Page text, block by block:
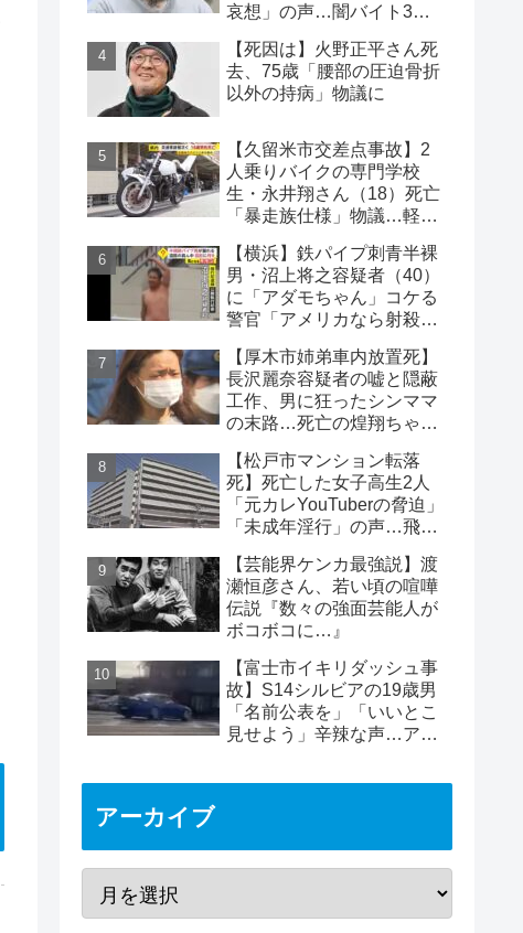
哀想」の声…闇バイト3人
【死因は】火野正平さん死
去、75歳「腰部の圧迫骨折
以外の持病」物議に
【久留米市交差点事故】2
人乗りバイクの専門学校
生・永井翔さん（18）死亡
「暴走族仕様」物議…軽自
【横浜】鉄パイプ刺青半裸
男・沼上将之容疑者（40）
に「アダモちゃん」コケる
警官「アメリカなら射殺」
【厚木市姉弟車内放置死】
長沢麗奈容疑者の嘘と隠蔽
工作、男に狂ったシンママ
の末路…死亡の煌翔ちゃ
【松戸市マンション転落
死】死亡した女子高生2人
「元カレYouTuberの脅迫」
「未成年淫行」の声…飛び
【芸能界ケンカ最強説】渡
瀬恒彦さん、若い頃の喧嘩
伝説『数々の強面芸能人が
ボコボコに…』
【富士市イキリダッシュ事
故】S14シルビアの19歳男
「名前公表を」「いいとこ
見せよう」辛辣な声…アカ
アーカイブ